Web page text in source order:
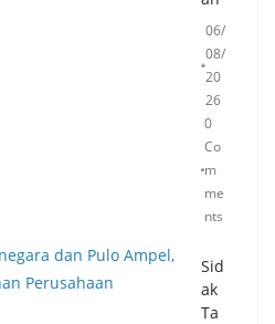
06/
08/
20
26
0
Co
m
me
nts
Sid
ak
Ta